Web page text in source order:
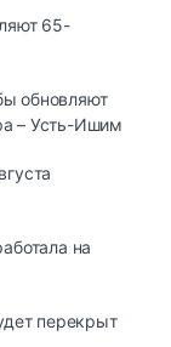
65-
обновляют
– Усть-Ишим
на
перекрыт